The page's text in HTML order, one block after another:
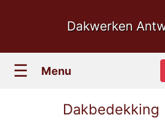
Dakwerken
☰ Menu
Dakbedekking